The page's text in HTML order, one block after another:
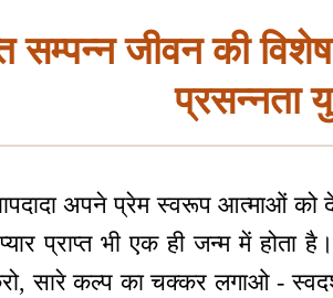
सम्पन्न जीवन की
प्रसन्नता
अपने प्रेम स्वरूप आत्माओं को
प्राप्त भी एक ही जन्म में होता
सारे कल्प का चक्कर लगाओ -